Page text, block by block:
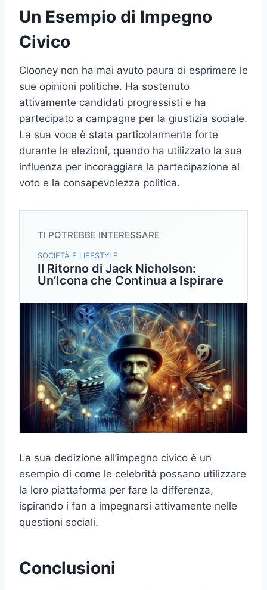
Un Esempio di Impegno
Civico
Clooney non ha mai avuto paura di esprimere le
sue opinioni politiche. Ha sostenuto
attivamente candidati progressisti e ha
partecipato a campagne per la giustizia sociale.
La sua voce è stata particolarmente forte
durante le elezioni, quando ha utilizzato la sua
influenza per incoraggiare la partecipazione al
voto e la consapevolezza politica.
TI POTREBBE INTERESSARE
SOCIETÀ E LIFESTYLE
Il Ritorno di Jack Nicholson:
Un’Icona che Continua a Ispirare
La sua dedizione all’impegno civico è un
esempio di come le celebrità possano utilizzare
la loro piattaforma per fare la differenza,
ispirando i fan a impegnarsi attivamente nelle
questioni sociali.
Conclusioni